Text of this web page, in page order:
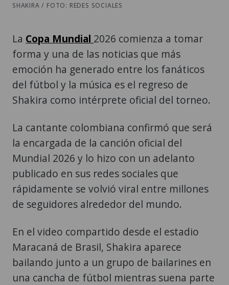
SHAKIRA / FOTO: REDES SOCIALES
La Copa Mundial 2026 comienza a tomar
forma y una de las noticias que más
emoción ha generado entre los fanáticos
del fútbol y la música es el regreso de
Shakira como intérprete oficial del torneo.
La cantante colombiana confirmó que será
la encargada de la canción oficial del
Mundial 2026 y lo hizo con un adelanto
publicado en sus redes sociales que
rápidamente se volvió viral entre millones
de seguidores alrededor del mundo.
En el video compartido desde el estadio
Maracaná de Brasil, Shakira aparece
bailando junto a un grupo de bailarines en
una cancha de fútbol mientras suena parte